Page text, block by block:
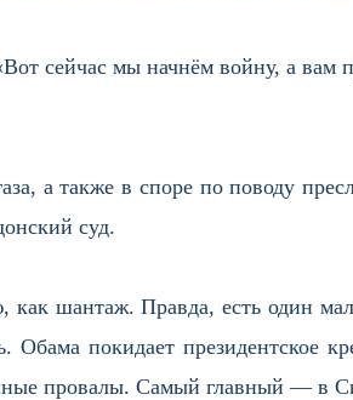
сейчас мы начнём войну, а вам
а также в споре по поводу
суд.
как шантаж. Правда, есть один
покидает президентское
провалы. Самый главный — в